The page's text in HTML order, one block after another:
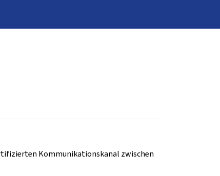
Kommunikationskanal zwischen